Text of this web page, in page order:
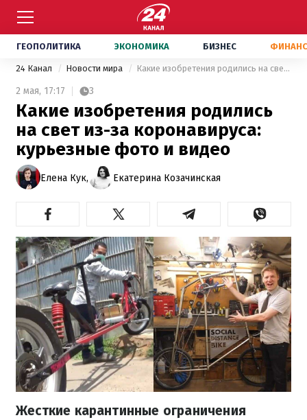
ГЕОПОЛИТИКА ЭКОНОМИКА БИЗНЕС
24 Канал Новости мира Какие изобретения родились на свет из-за коронавируса: курьезные фото и видео
2 мая, 17:17 3
Какие изобретения родились
на свет из-за коронавируса:
курьезные фото и видео
Елена Кук, Екатерина Козачинская
Жесткие карантинные ограничения